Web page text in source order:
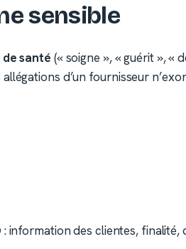
sensible
santé (« soigne », « guérit », «
d’un fournisseur
: information des clientes, finalité,